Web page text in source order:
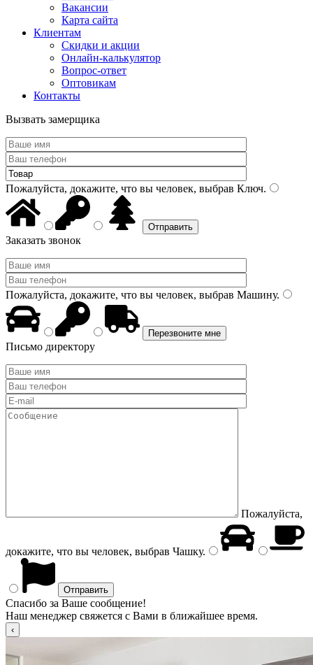
Вакансии
Карта сайта
Клиентам
Скидки и акции
Онлайн-калькулятор
Вопрос-ответ
Оптовикам
Контакты
Вызвать замерщика
Пожалуйста, докажите, что вы человек, выбрав Ключ.
Заказать звонок
Пожалуйста, докажите, что вы человек, выбрав Машину.
Письмо директору
Пожалуйста,
докажите, что вы человек, выбрав Чашку.
Спасибо за Ваше сообщение!
Наш менеджер свяжется с Вами в ближайшее время.